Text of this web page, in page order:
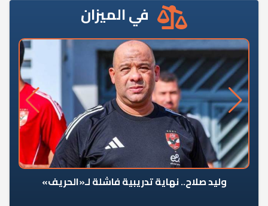
في الميزان
وليد صلاح.. نهاية تدريبية فاشلة لـ«الحريف»